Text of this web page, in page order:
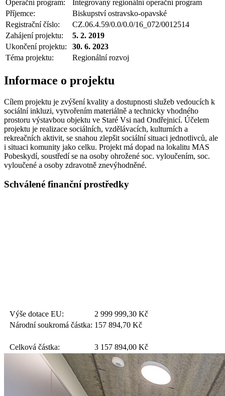
Operační program:
Integrovaný regionální operační program
Příjemce:
Biskupství ostravsko-opavské
Registrační číslo:
CZ.06.4.59/0.0/0.0/16_072/0012514
Zahájení projektu:
5. 2. 2019
Ukončení projektu:
30. 6. 2023
Téma projektu:
Regionální rozvoj
Informace o projektu
Cílem projektu je zvýšení kvality a dostupnosti služeb vedoucích k
sociální inkluzi, vytvořením materiálně a technicky vhodného
prostoru výstavbou objektu ve Staré Vsi nad Ondřejnicí. Účelem
projektu je realizace sociálních, vzdělávacích, kulturních a
rekreačních aktivit, se snahou zlepšit sociální situaci jednotlivců, ale
i situaci komunity jako celku. Projekt má dopad na lokalitu MAS
Pobeskydí, soustředí se na osoby ohrožené soc. vyloučením, soc.
vyloučené a osoby zdravotně znevýhodněné.
Schválené finanční prostředky
Výše dotace EU: 2 999 999,30 Kč
Národní soukromá částka: 157 894,70 Kč
Celková částka: 3 157 894,00 Kč